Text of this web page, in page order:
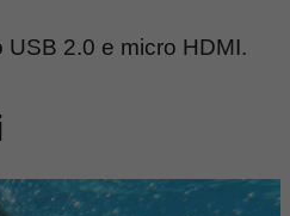
USB 2.0 e micro HDMI.